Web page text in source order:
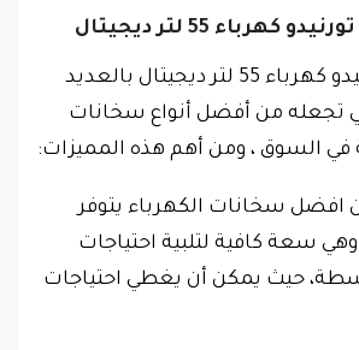
55 لتر ديجيتال
يتميز سخان تورنيدو كهرباء 55 لتر ديجيتال بالعديد
تجعله من أفضل أنواع سخانات
في السوق ، ومن أهم هذه المميزات:
سخانات الكهرباء يتوفر
55 لتر، وهي سعة كافية لتلبية احتياجات
حيث يمكن أن يغطي احتياجات